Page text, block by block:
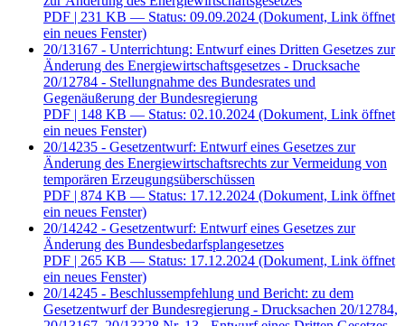
PDF | 231 KB — Status: 09.09.2024 (Dokument, Link öffnet
ein neues Fenster)
20/13167 - Unterrichtung: Entwurf eines Dritten Gesetzes zur
Änderung des Energiewirtschaftsgesetzes - Drucksache
20/12784 - Stellungnahme des Bundesrates und
Gegenäußerung der Bundesregierung
PDF | 148 KB — Status: 02.10.2024 (Dokument, Link öffnet
ein neues Fenster)
20/14235 - Gesetzentwurf: Entwurf eines Gesetzes zur
Änderung des Energiewirtschaftsrechts zur Vermeidung von
temporären Erzeugungsüberschüssen
PDF | 874 KB — Status: 17.12.2024 (Dokument, Link öffnet
ein neues Fenster)
20/14242 - Gesetzentwurf: Entwurf eines Gesetzes zur
Änderung des Bundesbedarfsplangesetzes
PDF | 265 KB — Status: 17.12.2024 (Dokument, Link öffnet
ein neues Fenster)
20/14245 - Beschlussempfehlung und Bericht: zu dem
Gesetzentwurf der Bundesregierung - Drucksachen 20/12784,